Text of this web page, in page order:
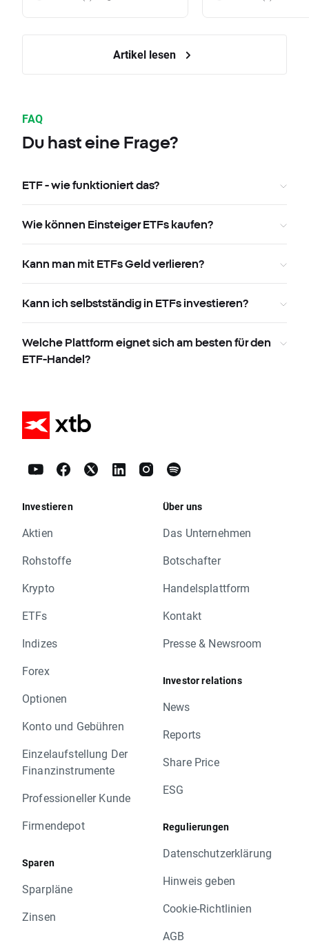
Artikel lesen
FAQ
Du hast eine Frage?
ETF - wie funktioniert das?
Wie können Einsteiger ETFs kaufen?
Kann man mit ETFs Geld verlieren?
Kann ich selbstständig in ETFs investieren?
Welche Plattform eignet sich am besten für den
ETF-Handel?
Investieren
Aktien
Rohstoffe
Krypto
ETFs
Indizes
Forex
Optionen
Konto und Gebühren
Einzelaufstellung Der
Finanzinstrumente
Professioneller Kunde
Firmendepot
Sparen
Sparpläne
Zinsen
Über uns
Das Unternehmen
Botschafter
Handelsplattform
Kontakt
Presse & Newsroom
Investor relations
News
Reports
Share Price
ESG
Regulierungen
Datenschutzerklärung
Hinweis geben
Cookie-Richtlinien
AGB